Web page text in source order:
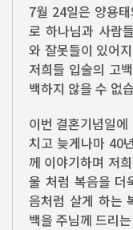
7월 24일은 양용
로 하나님과 사람
와 잘못들이 있어
저희들 입술의 고
백하지 않을 수 없
이번 결혼기념일
치고 늦게나마 40
께 이야기하며 저
울 처럼 복음을 더
음처럼 살게 하는
백을 주님께 드리